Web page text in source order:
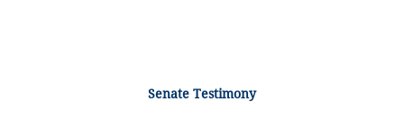
Senate Testimony